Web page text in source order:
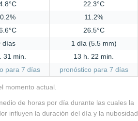
22.3°C
11.2%
26.5°C
días
1 día (5.5 mm)
31 min.
13 h. 22 min.
para 7 días
pronóstico para 7 días
momento actual.
de horas por día durante las cuales la
influyen la duración del día y la nubosidad